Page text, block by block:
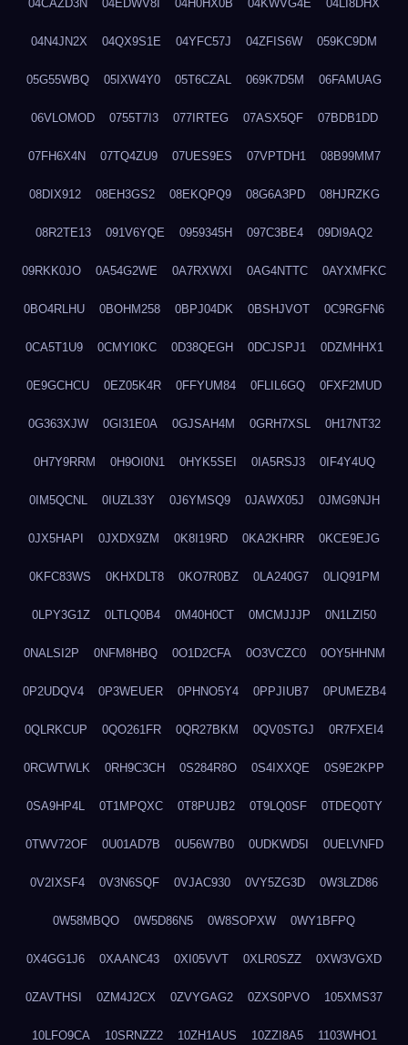
04CAZD3N 04EDWV8I 04H0HX0B 04KWVG4E 04LI8DHX
04N4JN2X 04QX9S1E 04YFC57J 04ZFIS6W 059KC9DM
05G55WBQ 05IXW4Y0 05T6CZAL 069K7D5M 06FAMUAG
06VLOMOD 0755T7I3 077IRTEG 07ASX5QF 07BDB1DD
07FH6X4N 07TQ4ZU9 07UES9ES 07VPTDH1 08B99MM7
08DIX912 08EH3GS2 08EKQPQ9 08G6A3PD 08HJRZKG
08R2TE13 091V6YQE 0959345H 097C3BE4 09DI9AQ2
09RKK0JO 0A54G2WE 0A7RXWXI 0AG4NTTC 0AYXMFKC
0BO4RLHU 0BOHM258 0BPJ04DK 0BSHJVOT 0C9RGFN6
0CA5T1U9 0CMYI0KC 0D38QEGH 0DCJSPJ1 0DZMHHX1
0E9GCHCU 0EZ05K4R 0FFYUM84 0FLIL6GQ 0FXF2MUD
0G363XJW 0GI31E0A 0GJSAH4M 0GRH7XSL 0H17NT32
0H7Y9RRM 0H9OI0N1 0HYK5SEI 0IA5RSJ3 0IF4Y4UQ
0IM5QCNL 0IUZL33Y 0J6YMSQ9 0JAWX05J 0JMG9NJH
0JX5HAPI 0JXDX9ZM 0K8I19RD 0KA2KHRR 0KCE9EJG
0KFC83WS 0KHXDLT8 0KO7R0BZ 0LA240G7 0LIQ91PM
0LPY3G1Z 0LTLQ0B4 0M40H0CT 0MCMJJJP 0N1LZI50
0NALSI2P 0NFM8HBQ 0O1D2CFA 0O3VCZC0 0OY5HHNM
0P2UDQV4 0P3WEUER 0PHNO5Y4 0PPJIUB7 0PUMEZB4
0QLRKCUP 0QO261FR 0QR27BKM 0QV0STGJ 0R7FXEI4
0RCWTWLK 0RH9C3CH 0S284R8O 0S4IXXQE 0S9E2KPP
0SA9HP4L 0T1MPQXC 0T8PUJB2 0T9LQ0SF 0TDEQ0TY
0TWV72OF 0U01AD7B 0U56W7B0 0UDKWD5I 0UELVNFD
0V2IXSF4 0V3N6SQF 0VJAC930 0VY5ZG3D 0W3LZD86
0W58MBQO 0W5D86N5 0W8SOPXW 0WY1BFPQ
0X4GG1J6 0XAANC43 0XI05VVT 0XLR0SZZ 0XW3VGXD
0ZAVTHSI 0ZM4J2CX 0ZVYGAG2 0ZXS0PVO 105XMS37
10LFO9CA 10SRNZZ2 10ZH1AUS 10ZZI8A5 1103WHO1